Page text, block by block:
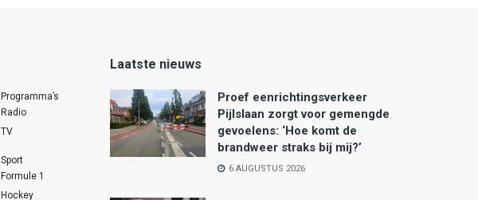
Programma’s
Radio
TV
Sport
Formule 1
Hockey
Laatste nieuws
Proef eenrichtingsverkeer
Pijlslaan zorgt voor gemengde
gevoelens: ‘Hoe komt de
brandweer straks bij mij?’
6 AUGUSTUS 2026